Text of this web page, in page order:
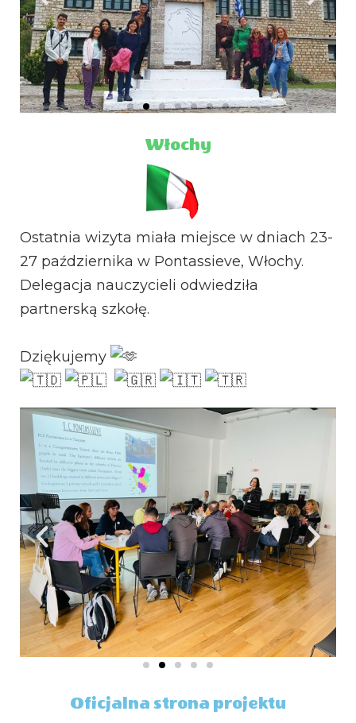
Włochy
Ostatnia wizyta miała miejsce w dniach 23-
27 października w Pontassieve, Włochy.
Delegacja nauczycieli odwiedziła
partnerską szkołę.
Dziękujemy
Oficjalna strona projektu